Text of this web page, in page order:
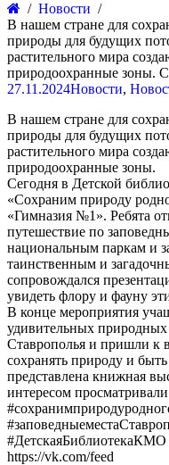
Новости
В нашем стране для
природы для будущих
растительного мира
природоохранные зоны.
27.11.2024Новости,
В нашем стране для
природы для будущих
растительного мира
природоохранные зоны.
Сегодня в Детской
«Сохраним природу
«Гимназия №1». Ребята
путешествие по
национальным паркам и
таинственным и
сопровождался
увидеть флору и фауну
В конце мероприятия
удивительных
Ставрополья и пришли к
сохранять природу и
представлена книжная
интересом
#ДетскаяБиблиотекаКМО
https://vk.com/feed